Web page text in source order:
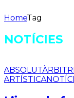
HomeTag
NOTÍCIES
ABSOLUT
ARTÍSTICA